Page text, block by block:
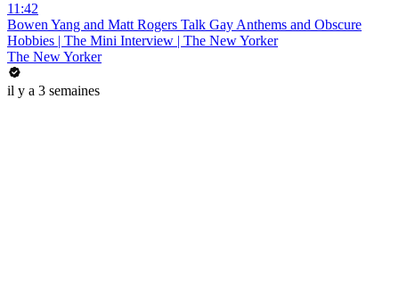
11:42
Bowen Yang and Matt Rogers Talk Gay Anthems and Obscure
Hobbies | The Mini Interview | The New Yorker
The New Yorker
il y a 3 semaines